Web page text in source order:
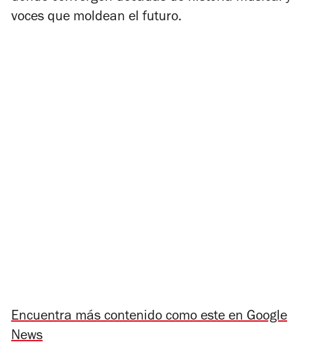
voces que moldean el futuro.
Encuentra más contenido como este en Google
News